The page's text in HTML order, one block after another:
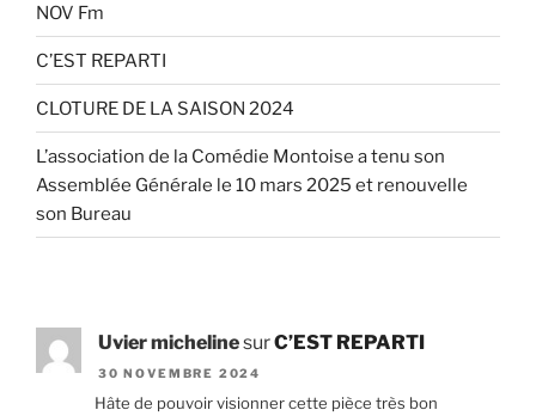
NOV Fm
C’EST REPARTI
CLOTURE DE LA SAISON 2024
L’association de la Comédie Montoise a tenu son
Assemblée Générale le 10 mars 2025 et renouvelle
son Bureau
Uvier michelinesurC’EST REPARTI
30 NOVEMBRE 2024
Hâte de pouvoir visionner cette pièce très bon